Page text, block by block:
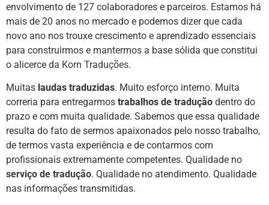
envolvimento de 127 colaboradores e parceiros. Estamos há
mais de 20 anos no mercado e podemos dizer que cada
novo ano nos trouxe crescimento e aprendizado essenciais
para construirmos e mantermos a base sólida que constitui
o alicerce da Korn Traduções.
Muitas laudas traduzidas. Muito esforço interno. Muita
correria para entregarmos trabalhos de tradução dentro do
prazo e com muita qualidade. Sabemos que essa qualidade
resulta do fato de sermos apaixonados pelo nosso trabalho,
de termos vasta experiência e de contarmos com
profissionais extremamente competentes. Qualidade no
serviço de tradução. Qualidade no atendimento. Qualidade
nas informações transmitidas.